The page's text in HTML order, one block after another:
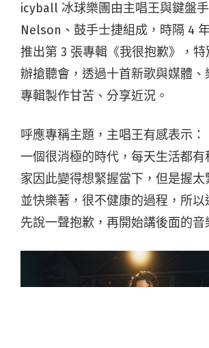
icyball 冰球樂團由主唱王與鍵盤
Nelson、鼓手士捷組成，時隔 4
推出第 3 張專輯《我很抱歉》，
辦搶聽會，透過十首新歌與媒體、
專輯製作甘苦、分享近況。
呼應專稱主題，主唱王有感表示
一個很消極的時代，每天生活都有
家因此變得想緊握當下，但是握太
並快樂著，很不健康的過程，所以
先說一聲抱歉，再開始講後面的音